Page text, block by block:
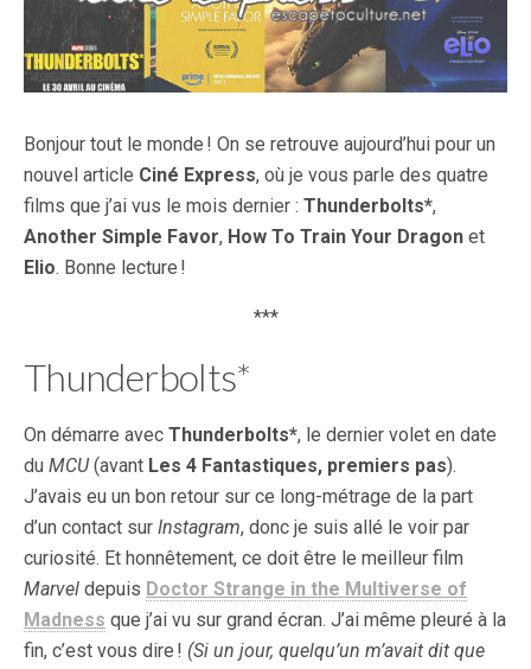
Bonjour tout le monde ! On se retrouve aujourd’hui pour un
nouvel article Ciné Express, où je vous parle des quatre
films que j’ai vus le mois dernier : Thunderbolts*,
Another Simple Favor, How To Train Your Dragon et
Elio. Bonne lecture !
***
Thunderbolts*
On démarre avec Thunderbolts*, le dernier volet en date
du MCU(avant Les 4 Fantastiques, premiers pas).
J’avais eu un bon retour sur ce long-métrage de la part
d’un contact sur Instagram, donc je suis allé le voir par
curiosité. Et honnêtement, ce doit être le meilleur film
Marvel depuis Doctor Strange in the Multiverse of
Madness que j’ai vu sur grand écran. J’ai même pleuré à la
fin, c’est vous dire ! (Si un jour, quelqu’un m’avait dit que